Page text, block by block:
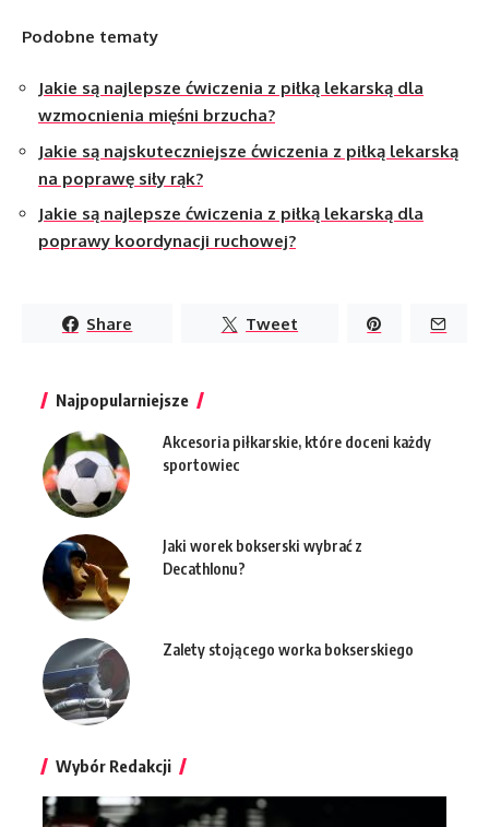
Podobne tematy
Jakie są najlepsze ćwiczenia z piłką lekarską dla
wzmocnienia mięśni brzucha?
Jakie są najskuteczniejsze ćwiczenia z piłką lekarską
na poprawę siły rąk?
Jakie są najlepsze ćwiczenia z piłką lekarską dla
poprawy koordynacji ruchowej?
Share Tweet
Najpopularniejsze
Akcesoria piłkarskie, które doceni każdy
sportowiec
Jaki worek bokserski wybrać z
Decathlonu?
Zalety stojącego worka bokserskiego
Wybór Redakcji